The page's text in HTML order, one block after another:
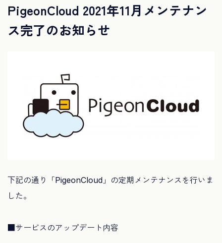
PigeonCloud 2021年11月メンテナン
ス完了のお知らせ
下記の通り「PigeonCloud」の定期メンテナンスを行いま
した。
■サービスのアップデート内容